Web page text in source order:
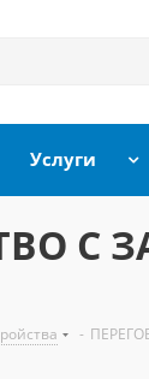
Услуги
С
-